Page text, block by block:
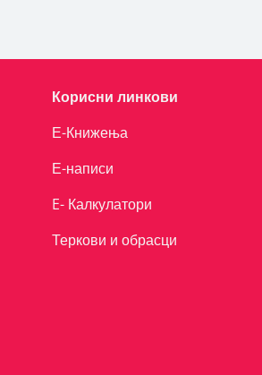
Корисни линкови
Е-Книжења
Е-написи
E- Калкулатори
Теркови и обрасци